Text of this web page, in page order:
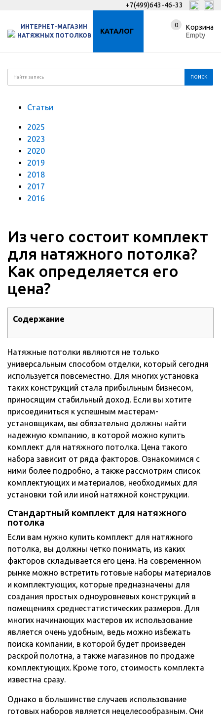
+7(499)643-46-33
ИНТЕРНЕТ-МАГАЗИН
НАТЯЖНЫХ ПОТОЛКОВ
КАТАЛОГ
0
Корзина
Empty
Статьи
2025
2023
2020
2019
2018
2017
2016
Из чего состоит комплект
для натяжного потолка?
Как определяется его
цена?
Содержание
Натяжные потолки являются не только
универсальным способом отделки, который сегодня
используется повсеместно. Для многих установка
таких конструкций стала прибыльным бизнесом,
приносящим стабильный доход. Если вы хотите
присоединиться к успешным мастерам-
установщикам, вы обязательно должны найти
надежную компанию, в которой можно купить
комплект для натяжного потолка. Цена такого
набора зависит от ряда факторов. Ознакомимся с
ними более подробно, а также рассмотрим список
комплектующих и материалов, необходимых для
установки той или иной натяжной конструкции.
Стандартный комплект для натяжного
потолка
Если вам нужно купить комплект для натяжного
потолка, вы должны четко понимать, из каких
факторов складывается его цена. На современном
рынке можно встретить готовые наборы материалов
и комплектующих, которые предназначены для
создания простых одноуровневых конструкций в
помещениях среднестатистических размеров. Для
многих начинающих мастеров их использование
является очень удобным, ведь можно избежать
поиска компании, в которой будет произведен
раскрой полотна, а также магазинов по продаже
комплектующих. Кроме того, стоимость комплекта
известна сразу.
Однако в большинстве случаев использование
готовых наборов является нецелесообразным. Они